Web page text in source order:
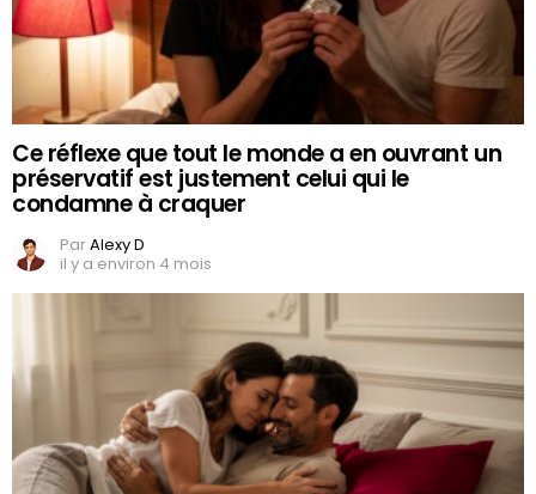
Ce réflexe que tout le monde a en ouvrant un
préservatif est justement celui qui le
condamne à craquer
ParAlexy D
il y a environ 4 mois